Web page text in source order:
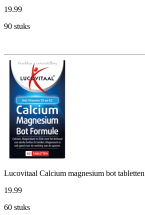
19.99
90 stuks
Lucovitaal Calcium magnesium bot tabletten
19.99
60 stuks